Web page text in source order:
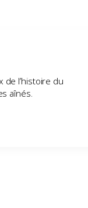
l’histoire du
aînés.